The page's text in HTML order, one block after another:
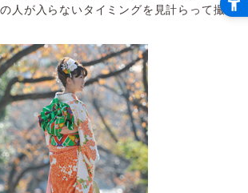
人が入らないタイミングを見計らって撮り